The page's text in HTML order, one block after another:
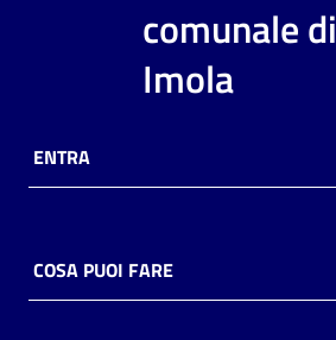
comunale di
Imola
ENTRA
COSA PUOI FARE